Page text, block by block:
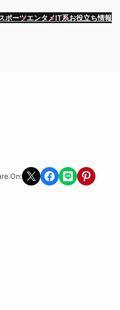
ポーツエンタメIT系お役立ち情報
On: Share on X Share on Facebook
Share on LINEShare on